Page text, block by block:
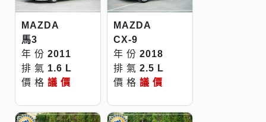
MAZDA
馬3
年 份 2011
排 氣 1.6 L
價 格 議 價
MAZDA
CX-9
年 份 2018
排 氣 2.5 L
價 格 議 價